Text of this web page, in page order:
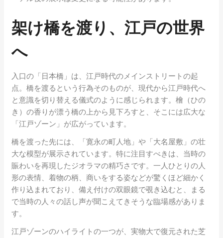
架け橋を渡り、江戸の世界
へ
入口の「日本橋」は、江戸時代のメインストリートの起
点。橋を渡るという行為そのものが、現代から江戸時代へ
と意識を切り替える儀式のように感じられます。檜（ひの
き）の香りが漂う橋の上から見下ろすと、そこには広大な
「江戸ゾーン」が広がっています。
橋を渡った先には、「寛永の町人地」や「大名屋敷」の壮
大な模型が展示されています。特に注目すべきは、当時の
賑わいを再現したジオラマの精巧さです。一人ひとりの人
形の表情、着物の柄、商いをする姿などが驚くほど細かく
作り込まれており、備え付けの双眼鏡で覗き込むと、まる
で当時の人々の話し声が聞こえてきそうな臨場感がありま
す。
江戸ゾーンのハイライトの一つが、実物大で復元された芝